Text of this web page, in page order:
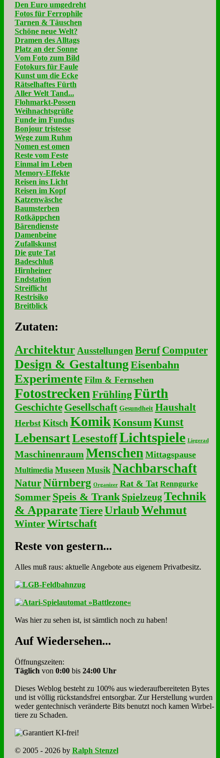
Den Euro umgedreht
Fotos für Ferrophile
Tarnen & Täuschen
Schöne neue Welt?
Dramen des Alltags
Platz an der Sonne
Vom Foto zum Bild
Fotokurs für Faule
Kunst um die Ecke
Rätselhaftes Fürth
Aller Welt Tand...
Flohmarkt-Possen
Weihnachtsgrüße
Funde im Fundus
Bonjour tristesse
Wege zum Ruhm
Nomen est omen
Reste vom Feste
Einmal im Leben
Memory-Effekte
Reisen ins Licht
Reisen im Kopf
Katzenwäsche
Baumsterben
Rotkäppchen
Bärendienste
Damenbeine
Zufallskunst
Die gute Tat
Badeschluß
Hirnheiner
Endstation
Streiflicht
Restrisiko
Breitblick
Zu­ta­ten:
Architektur Ausstellungen Beruf Computer
Design & GestaltungEisenbahn
Experimente Film & Fernsehen
Fotostrecken Frühling Fürth
Geschichte Gesellschaft Gesundheit Haushalt
Herbst Kitsch Komik KonsumKunst
LebensartLesestoffLichtspiele Liegerad
Maschinenraum Menschen Mittagspause
Multimedia Museen Musik Nachbarschaft
NaturNürnberg Organizer Rat & Tat Renngurke
Sommer Speis & Trank Spielzeug Technik
& Apparate Tiere UrlaubWehmut
Winter Wirtschaft
Re­ste von ge­stern...
Alles muß raus: aktuelle An­ge­bo­te aus eigenem Privatbesitz.
Was hier zu sehen ist, ist sämt­lich noch zu haben!
Auf Wie­der­se­hen...
Öffnungszeiten:
Täglich von 0:00bis 24:00 Uhr
Dieses Weblog besteht zu 100% aus wie­der­auf­bereite­ten Bytes
und ist völlig rück­stands­frei ent­sorg­bar. Zur Herstellung wurden
weder gen­tech­nisch veränderte Bits benutzt noch kamen Wir­bel­
tiere zu Scha­den.
© 2005 - 2026 by Ralph Stenzel